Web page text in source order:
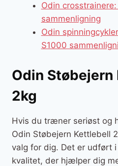
Odin
sammenligning
Odin
S1000
Odin
2kg
Hvis du træner seriøst og
Odin Støbejern Kettlebell
valg for dig. Det er udført
kvalitet, der hjælper dig